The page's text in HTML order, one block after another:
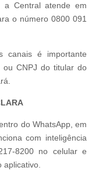
a Central atende em
o número 0800 091
canais é importante
ou CNPJ do titular do
do WhatsApp, em
com inteligência
8200 no celular e